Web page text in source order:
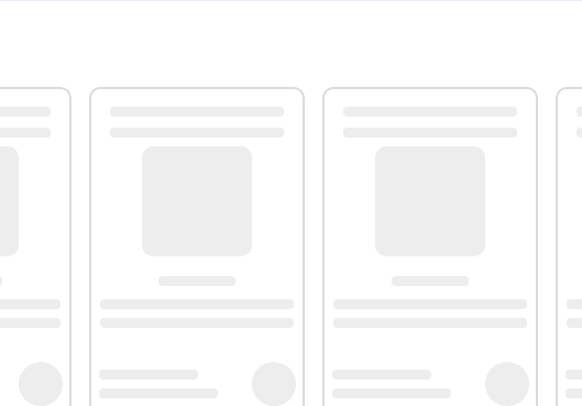
A un effet absorbant les chocs